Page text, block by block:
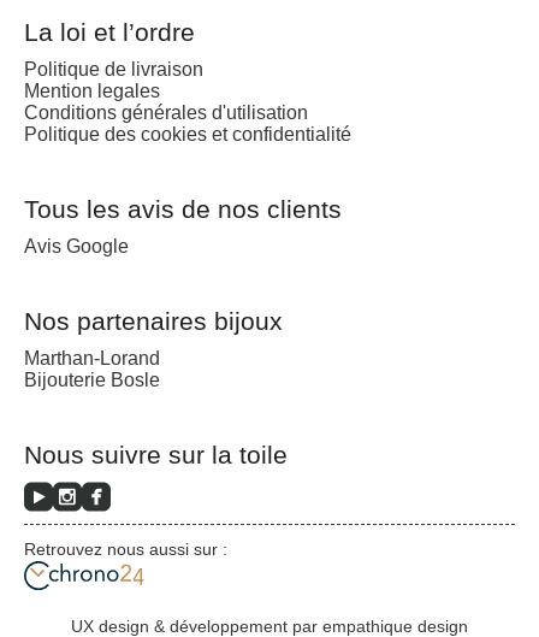
La loi et l’ordre
Politique de livraison
Mention legales
Conditions générales d'utilisation
Politique des cookies et confidentialité
Tous les avis de nos clients
Avis Google
Nos partenaires bijoux
Marthan-Lorand
Bijouterie Bosle
Nous suivre sur la toile
Retrouvez nous aussi sur :
UX design & développement par empathique design